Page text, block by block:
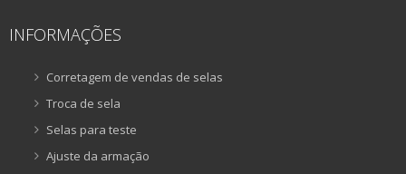
INFORMAÇÕES
Corretagem de vendas de selas
Troca de sela
Selas para teste
Ajuste da armação